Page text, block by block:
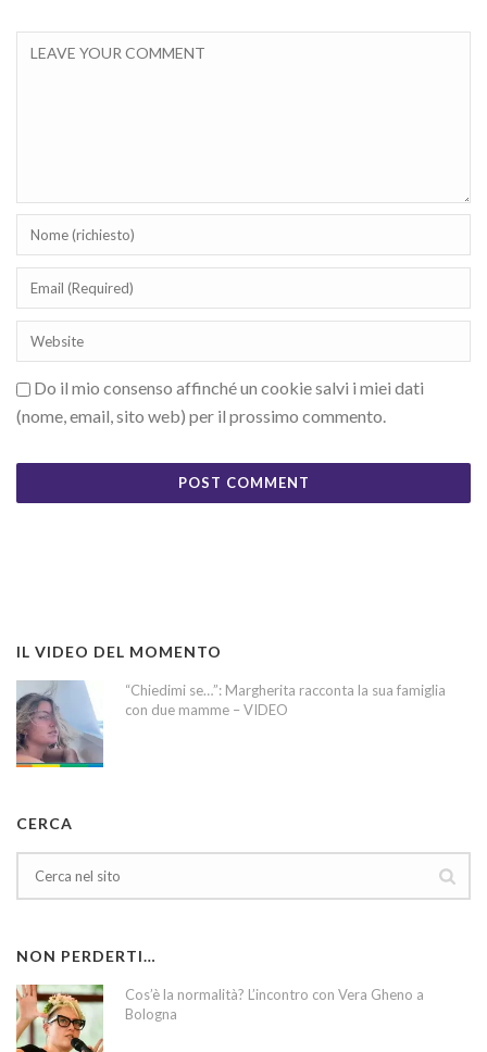
Do il mio consenso affinché un cookie salvi i miei dati
(nome, email, sito web) per il prossimo commento.
IL VIDEO DEL MOMENTO
“Chiedimi se…”: Margherita racconta la sua famiglia
con due mamme – VIDEO
CERCA
NON PERDERTI…
Cos’è la normalità? L’incontro con Vera Gheno a
Bologna